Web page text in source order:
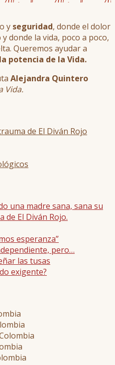
y seguridad, donde el dolor
donde la vida, poco a poco,
Queremos ayudar a
potencia de la Vida.
Alejandra Quintero
Vida.
de El Diván Rojo
una madre sana, sana su
de El Diván Rojo.
esperanza”
pero…
las tusas
exigente?